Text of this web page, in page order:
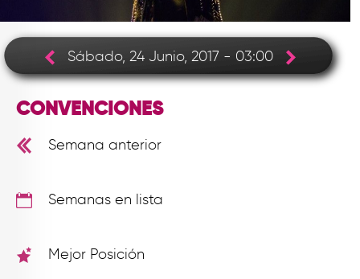
QUIÉNES SOMOS
CONTACTO
Sábado, 24 Junio, 2017 - 03:00
CONVENCIONES
Semana anterior
Semanas en lista
Mejor Posición